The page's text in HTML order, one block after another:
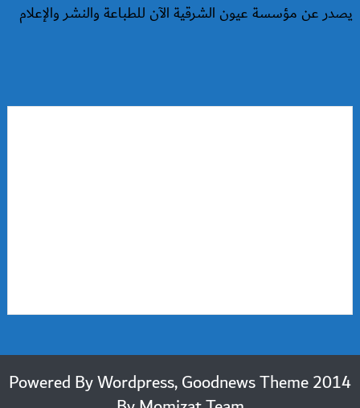
يصدر عن مؤسسة عيون الشرقية الآن للطباعة والنشر والإعلام
2014 Powered By Wordpress, Goodnews Theme